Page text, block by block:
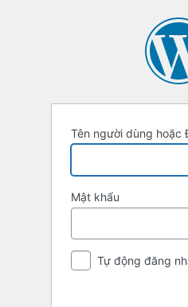
Tên người dùng hoặc
Mật khẩu
Tự động đăng